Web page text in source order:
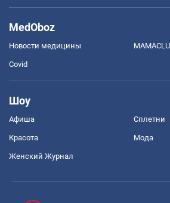
MedOboz
Новости медицины
Covid
Шоу
Афиша Сплетни
Красота Мода
Женский Журнал